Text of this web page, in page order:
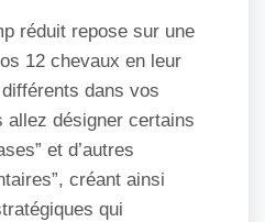
réduit repose sur une
12 chevaux en leur
dans vos
allez désigner certains
et d’autres
créant ainsi
qui